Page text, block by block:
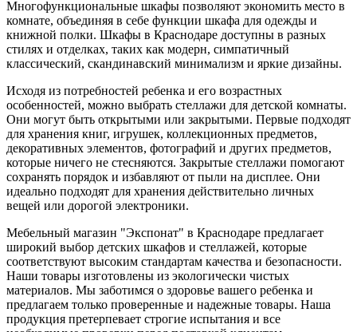
Многофункциональные шкафы позволяют экономить место в
комнате, объединяя в себе функции шкафа для одежды и
книжной полки. Шкафы в Краснодаре доступны в разных
стилях и отделках, таких как модерн, симпатичный
классический, скандинавский минимализм и яркие дизайны.
Исходя из потребностей ребенка и его возрастных
особенностей, можно выбрать стеллажи для детской комнаты.
Они могут быть открытыми или закрытыми. Первые подходят
для хранения книг, игрушек, коллекционных предметов,
декоративных элементов, фотографий и других предметов,
которые ничего не стесняются. Закрытые стеллажи помогают
сохранять порядок и избавляют от пыли на дисплее. Они
идеально подходят для хранения действительно личных
вещей или дорогой электроники.
Мебельный магазин "Экспонат" в Краснодаре предлагает
широкий выбор детских шкафов и стеллажей, которые
соответствуют высоким стандартам качества и безопасности.
Наши товары изготовлены из экологически чистых
материалов. Мы заботимся о здоровье вашего ребенка и
предлагаем только проверенные и надежные товары. Наша
продукция претерпевает строгие испытания и все